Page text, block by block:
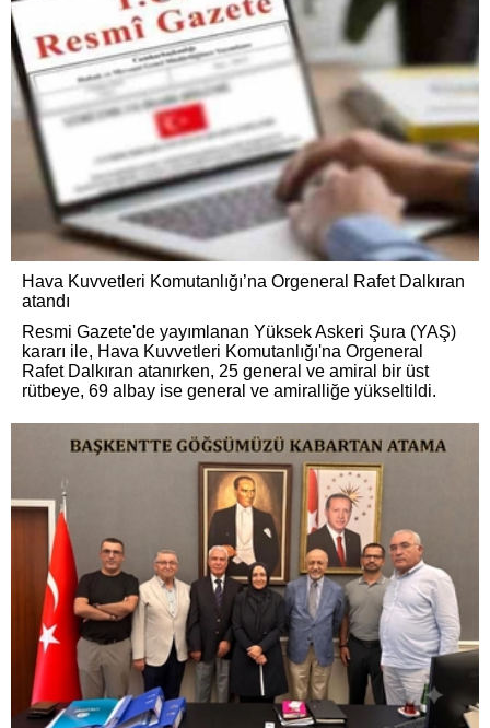
Hava Kuvvetleri Komutanlığı’na Orgeneral Rafet Dalkıran
atandı
Resmi Gazete'de yayımlanan Yüksek Askeri Şura (YAŞ)
kararı ile, Hava Kuvvetleri Komutanlığı'na Orgeneral
Rafet Dalkıran atanırken, 25 general ve amiral bir üst
rütbeye, 69 albay ise general ve amiralliğe yükseltildi.